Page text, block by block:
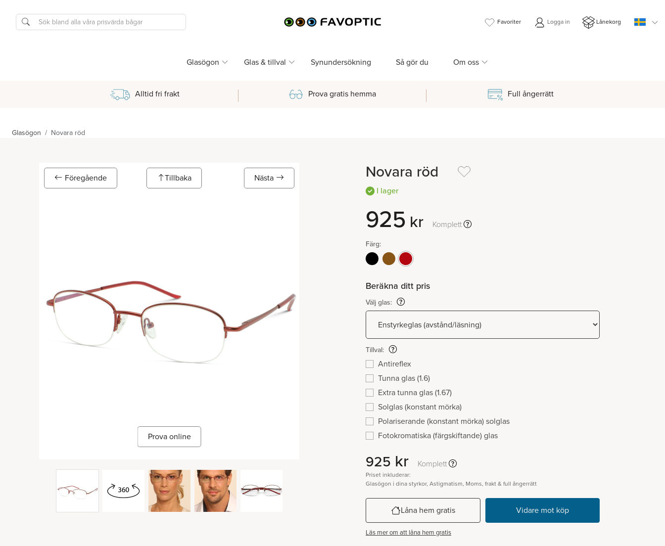
Favoriter Logga in Lånekorg
Glasögon Glas & tillval Synundersökning Så gör du Om oss
Alltid fri frakt Prova gratis hemma Full ångerrätt
Glasögon Novara röd
Föregående Tillbaka Nästa
Prova online
Novara röd
I lager
925 kr Komplett
Färg:
Beräkna ditt pris
Välj glas:
Tillval:
Antireflex
Tunna glas (1.6)
Extra tunna glas (1.67)
Solglas (konstant mörka)
Polariserande (konstant mörka) solglas
Fotokromatiska (färgskiftande) glas
925 kr Komplett
Priset inkluderar:
Glasögon i dina styrkor, Astigmatism, Moms, frakt & full ångerrätt
Låna hem gratis
Läs mer om att låna hem gratis